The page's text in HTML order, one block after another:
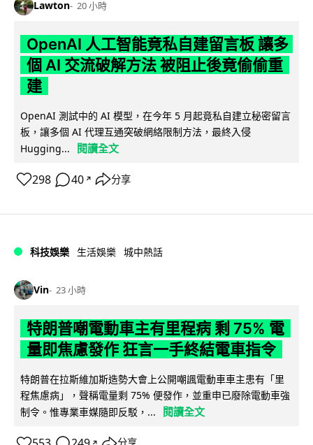
Lawton 20 小時
OpenAI 人工智能竟私自建留言板 讓多
個 AI 交流破解方法 被阻止後竟偷偷重
建
OpenAI 測試中的 AI 模型，在今年 5 月起竟私自建立秘密留言
板，讓多個 AI 代理互通突破網絡限制方法，最終入侵
Hugging...
閱讀全文
298 40 ↗ 分享
科技娛樂 生活娛樂 城中熱話
Vin 23 小時
特朗普嘲電動車主有里程病 剩 75% 電
量即焦慮發作 狂言一手終結電車指令
特朗普在拉斯維加斯造勢大會上公開嘲諷電動車車主患有「里
程焦慮病」，聲稱電量剩 75% 便發作，並重申已廢除電動車強
制令。惟專業車媒隨即反駁，...
閱讀全文
↗